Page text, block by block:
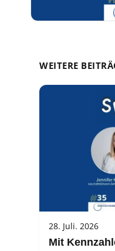
WEITERE
28. Juli. 2026
Mit